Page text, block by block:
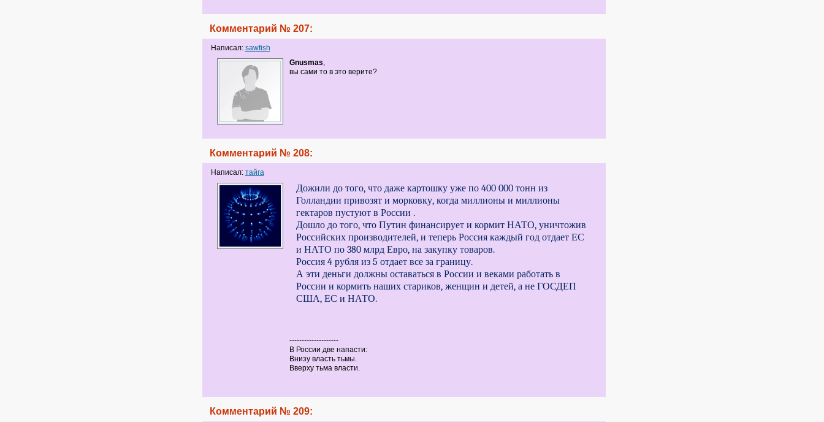
Комментарий № 207:
Написал: sawfish
Gnusmas,
вы сами то в это верите?
Комментарий № 208:
Написал: тайга
Дожили до того, что даже картошку уже по 400 000 тонн из
Голландии привозят и морковку, когда миллионы и миллионы
гектаров пустуют в России .
Дошло до того, что Путин финансирует и кормит НАТО, уничтожив
Российских производителей, и теперь Россия каждый год отдает ЕС
и НАТО по 380 млрд Евро, на закупку товаров.
Россия 4 рубля из 5 отдает все за границу.
А эти деньги должны оставаться в России и веками работать в
России и кормить наших стариков, женщин и детей, а не ГОСДЕП
США, ЕС и НАТО.
--------------------
В России две напасти:
Внизу власть тьмы.
Вверху тьма власти.
Комментарий № 209: